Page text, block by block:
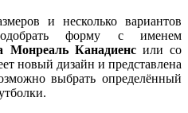
и несколько вариантов
форму с именем
Монреаль Канадиенсили со
новый дизайн и представлена
выбрать определённый